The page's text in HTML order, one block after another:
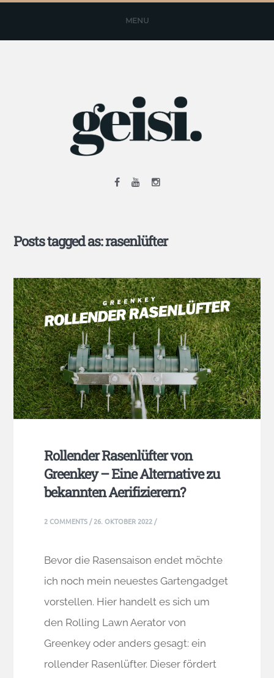
MENU
Posts tagged as: rasenlüfter
Rollender Rasenlüfter von
Greenkey – Eine Alternative zu
bekannten Aerifizierern?
2 COMMENTS /26. OKTOBER 2022/
Bevor die Rasensaison endet möchte
ich noch mein neuestes Gartengadget
vorstellen. Hier handelt es sich um
den Rolling Lawn Aerator von
Greenkey oder anders gesagt: ein
rollender Rasenlüfter. Dieser fördert